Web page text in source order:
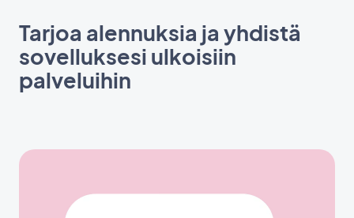
Tarjoa alennuksia ja yhdistä
sovelluksesi ulkoisiin
palveluihin